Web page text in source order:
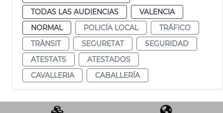
TODAS LAS AUDIENCIAS
VALENCIA
NORMAL
POLICÍA LOCAL
TRÁFICO
TRÀNSIT
SEGURETAT
SEGURIDAD
ATESTATS
ATESTADOS
CAVALLERIA
CABALLERÍA